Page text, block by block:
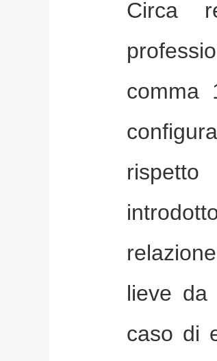
Circa
comma
lieve da
caso di